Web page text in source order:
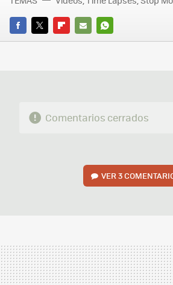
FACEBOOK
TWITTERFLIPBOARD
E-
WHATSAPP
Comentarios cerrados
VER3